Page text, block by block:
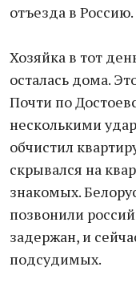
отъезда в Россию.
Хозяйка в тот
осталась дома.
Почти по
несколькими
обчистил
скрывался на
знакомых.
позвонили
задержан, и
подсудимых.